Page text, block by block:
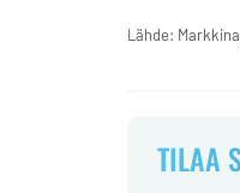
Lähde:
TILAA